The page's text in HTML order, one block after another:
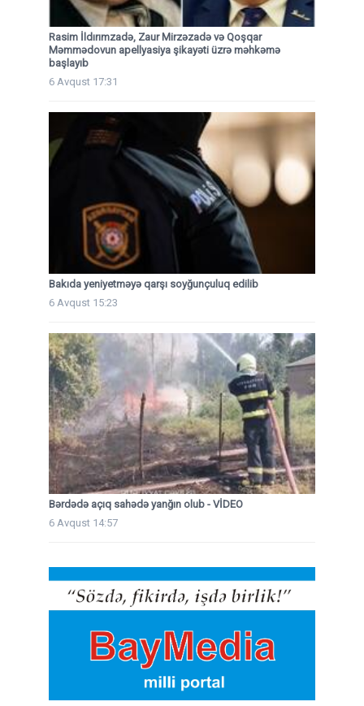
Rasim İldırımzadə, Zaur Mirzəzadə və Qoşqar
Məmmədovun apellyasiya şikayəti üzrə məhkəmə
başlayıb
6 Avqust 17:31
Bakıda yeniyetməyə qarşı soyğunçuluq edilib
6 Avqust 15:23
Bərdədə açıq sahədə yanğın olub - VİDEO
6 Avqust 14:57